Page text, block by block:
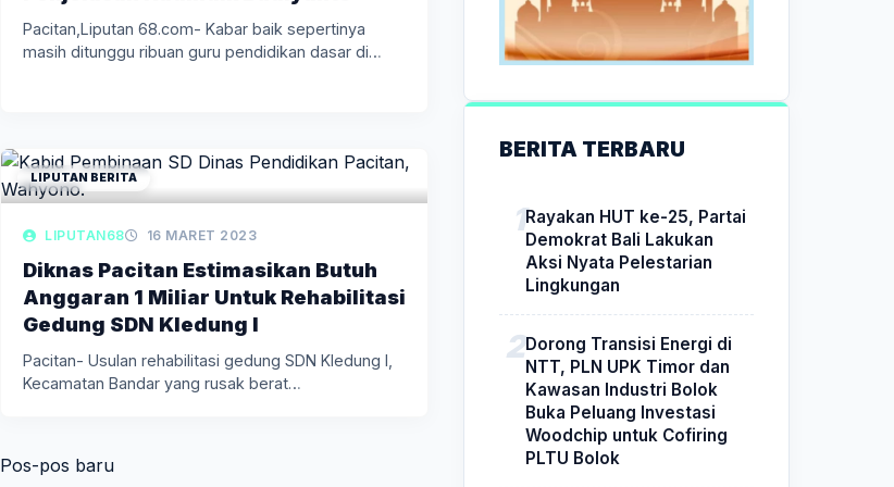
Pacitan,Liputan 68.com- Kabar baik sepertinya
masih ditunggu ribuan guru pendidikan dasar di…
LIPUTAN BERITA
LIPUTAN68 16 MARET 2023
Diknas Pacitan Estimasikan Butuh
Anggaran 1 Miliar Untuk Rehabilitasi
Gedung SDN Kledung I
Pacitan- Usulan rehabilitasi gedung SDN Kledung I,
Kecamatan Bandar yang rusak berat…
Navigasi
Pos-pos baru
BERITA TERBARU
Rayakan HUT ke-25, Partai
Demokrat Bali Lakukan
Aksi Nyata Pelestarian
Lingkungan
Dorong Transisi Energi di
NTT, PLN UPK Timor dan
Kawasan Industri Bolok
Buka Peluang Investasi
Woodchip untuk Cofiring
PLTU Bolok